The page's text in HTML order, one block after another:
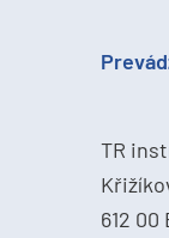
TR
612 00